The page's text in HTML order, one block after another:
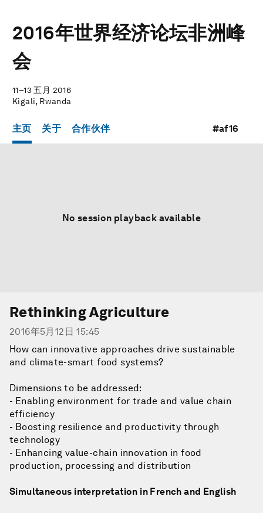
2016年世界经济论坛非洲峰
会
11–13 五月 2016
Kigali, Rwanda
主页 关于 合作伙伴 #af16
No session playback available
Rethinking Agriculture
2016年5月12日 15:45
How can innovative approaches drive sustainable
and climate-smart food systems?
Dimensions to be addressed:
- Enabling environment for trade and value chain
efficiency
- Boosting resilience and productivity through
technology
- Enhancing value-chain innovation in food
production, processing and distribution
Simultaneous interpretation in French and English